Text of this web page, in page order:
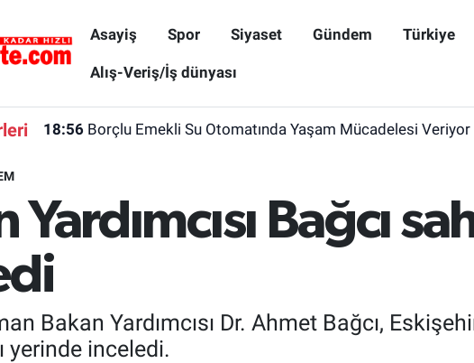
Asayiş Spor Siyaset Gündem Türkiye
Alış-Veriş/İş dünyası
18:56 Borçlu Emekli Su Otomatında Yaşam Mücadelesi Veriyor
Yardımcısı Bağcı
Bakan Yardımcısı Dr. Ahmet Bağcı,
yerinde inceledi.
Fikstür